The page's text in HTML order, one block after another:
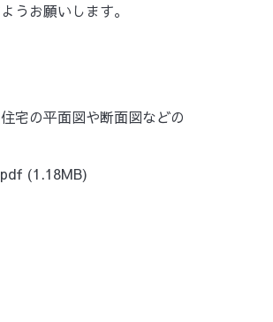
うお願いします。
の平面図や断面図などの
(1.18MB)